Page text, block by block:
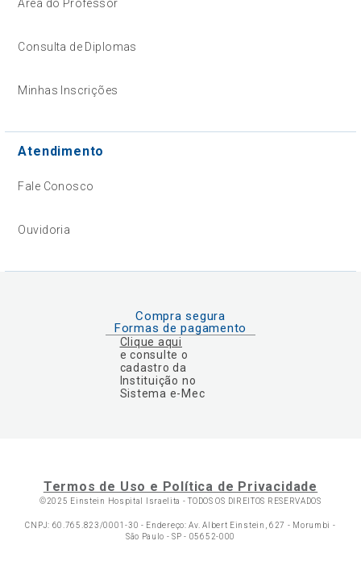
Área do Professor
Consulta de Diplomas
Minhas Inscrições
Atendimento
Fale Conosco
Ouvidoria
Compra segura
Formas de pagamento
Clique aqui
e consulte o
cadastro da
Instituição no
Sistema e-Mec
Termos de Uso e Política de Privacidade
©2025 Einstein Hospital Israelita -TODOS OS DIREITOS RESERVADOS
CNPJ: 60.765.823/0001-30 - Endereço: Av. Albert Einstein, 627 - Morumbi -
São Paulo - SP - 05652-000